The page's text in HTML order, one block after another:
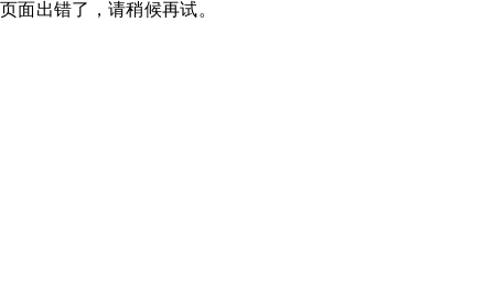
页面出错了，请稍候再试。